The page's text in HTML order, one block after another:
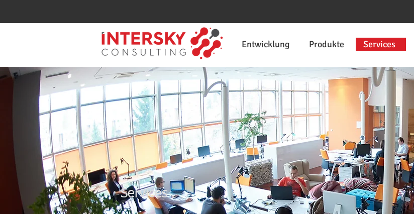
Entwicklung Produkte Services
Services